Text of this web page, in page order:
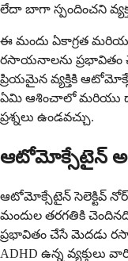
లేదా బాగా స్పందించని
ఈ మందు ఏకాగ్రత
రసాయనాలను ప్రభావితం
ప్రియమైన వ్యక్తికి
ఏమి ఆశించాలో మరియు
ప్రశ్నలు ఉండవచ్చు.
ఆటోమోక్సేటైన్
ఆటోమోక్సేటైన్ సెలెక్టివ్
మందుల తరగతికి
ప్రభావితం చేసే మెదడు
ADHD ఉన్న